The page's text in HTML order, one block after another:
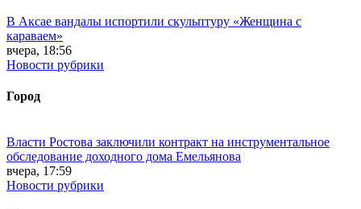
В Аксае вандалы испортили скульптуру «Женщина с
караваем»
вчера, 18:56
Новости рубрики
Город
Власти Ростова заключили контракт на инструментальное
обследование доходного дома Емельянова
вчера, 17:59
Новости рубрики